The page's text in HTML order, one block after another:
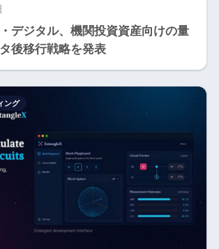
デジタル、機関投資資産向けの量
後移行戦略を発表
ング